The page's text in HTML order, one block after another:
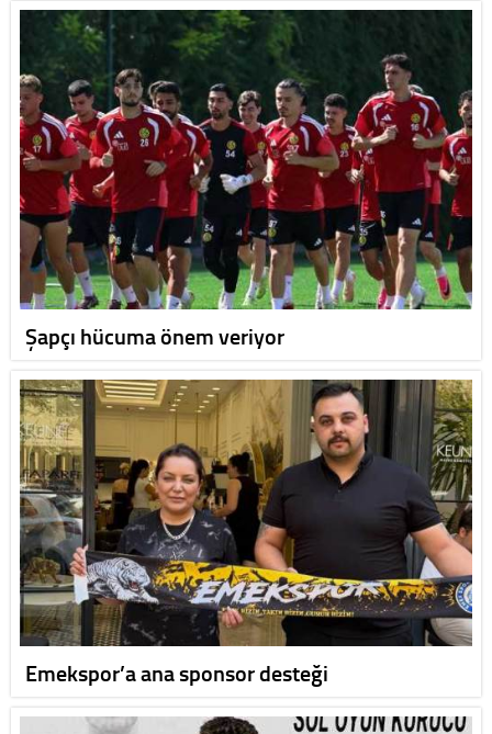
Şapçı hücuma önem veriyor
Emekspor’a ana sponsor desteği